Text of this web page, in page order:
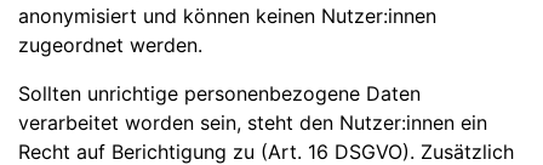
anonymisiert und können keinen Nutzer:innen
zugeordnet werden.
Sollten unrichtige personenbezogene Daten
verarbeitet worden sein, steht den Nutzer:innen ein
Recht auf Berichtigung zu (Art. 16 DSGVO). Zusätzlich